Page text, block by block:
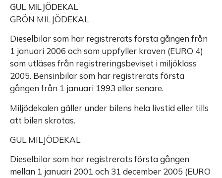
GUL MILJÖDEKAL
GRÖN MILJÖDEKAL
Dieselbilar som har registrerats första gången från
1 januari 2006 och som uppfyller kraven (EURO 4)
som utläses från registreringsbeviset i miljöklass
2005. Bensinbilar som har registrerats första
gången från 1 januari 1993 eller senare.
Miljödekalen gäller under bilens hela livstid eller tills
att bilen skrotas.
GUL MILJÖDEKAL
Dieselbilar som har registrerats första gången
mellan 1 januari 2001 och 31 december 2005 (EURO